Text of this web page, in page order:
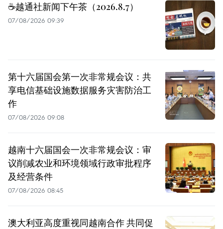
☕️越通社新闻下午茶（2026.8.7）
07/08/2026 09:39
第十六届国会第一次非常规会议：共
享电信基础设施数据服务灾害防治工
作
07/08/2026 09:08
越南十六届国会一次非常规会议：审
议削减农业和环境领域行政审批程序
及经营条件
07/08/2026 08:45
澳大利亚高度重视同越南合作 共同促